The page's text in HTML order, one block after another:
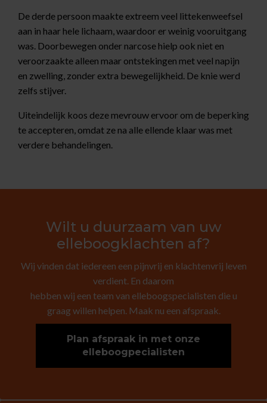
De derde persoon maakte extreem veel littekenweefsel
aan in haar hele lichaam, waardoor er weinig vooruitgang
was. Doorbewegen onder narcose hielp ook niet en
veroorzaakte alleen maar ontstekingen met veel napijn
en zwelling, zonder extra bewegelijkheid. De knie werd
zelfs stijver.
Uiteindelijk koos deze mevrouw ervoor om de beperking
te accepteren, omdat ze na alle ellende klaar was met
verdere behandelingen.
Wilt u duurzaam van uw
elleboogklachten af?
Wij vinden dat iedereen een pijnvrij en klachtenvrij leven
verdient. En daarom
hebben wij een team van elleboogspecialisten die u
graag willen helpen. Maak nu een afspraak.
Plan afspraak in met onze
elleboogpecialisten